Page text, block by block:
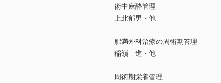
術中麻酔管理
上北郁男・他
肥満外科治療の周術期管理
稲嶺 進・他
周術期栄養管理